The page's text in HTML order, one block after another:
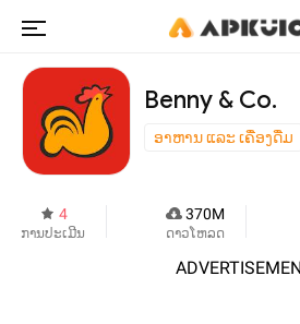
Benny & Co.
ອາຫານ ແລະ ເຄື່ອງດື່ມ
4
ການປະເມີນ
370M
ດາວໂຫລດ